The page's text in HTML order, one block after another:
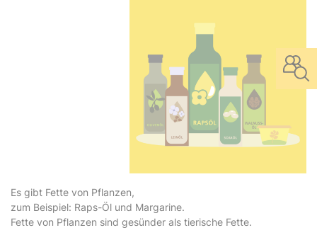
Es gibt Fette von Pflanzen,
zum Beispiel: Raps-Öl und Margarine.
Fette von Pflanzen sind gesünder als tierische Fette.